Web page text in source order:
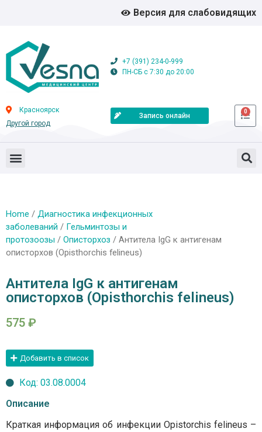
Версия для слабовидящих
+7 (391) 234-0-999
ПН-СБ с 7:30 до 20:00
Красноярск
Другой город
Запись онлайн
0
Home / Диагностика инфекционных
заболеваний / Гельминтозы и
протозоозы / Описторхоз / Антитела IgG к антигенам
описторхов (Opisthorchis felineus)
Антитела IgG к антигенам
описторхов (Opisthorchis felineus)
575 ₽
Добавить в список
Код: 03.08.0004
Описание
Краткая информация об инфекции Opistorchis felineus –